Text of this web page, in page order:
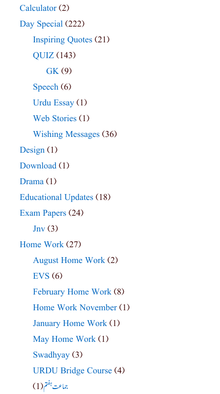
Calculator (2)
Day Special (222)
Inspiring Quotes (21)
QUIZ (143)
GK (9)
Speech (6)
Urdu Essay (1)
Web Stories (1)
Wishing Messages (36)
Design (1)
Download (1)
Drama (1)
Educational Updates (18)
Exam Papers (24)
Jnv (3)
Home Work (27)
August Home Work (2)
EVS (6)
February Home Work (8)
Home Work November (1)
January Home Work (1)
May Home Work (1)
Swadhyay (3)
URDU Bridge Course (4)
جماعت ہفتم(1)